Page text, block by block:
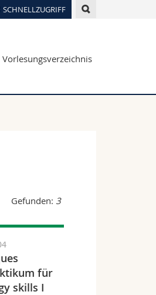
SCHNELLZUGRIFF
Vorlesungsverzeichnis
Gefunden: 3
für
skills I